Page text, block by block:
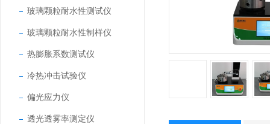
玻璃颗粒耐水性测试仪
玻璃颗粒耐水性制样仪
热膨胀系数测试仪
冷热冲击试验仪
偏光应力仪
透光透雾率测定仪